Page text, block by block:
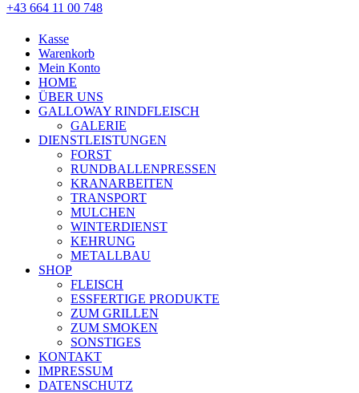
+43 664 11 00 748
Kasse
Warenkorb
Mein Konto
HOME
ÜBER UNS
GALLOWAY RINDFLEISCH
GALERIE
DIENSTLEISTUNGEN
FORST
RUNDBALLENPRESSEN
KRANARBEITEN
TRANSPORT
MULCHEN
WINTERDIENST
KEHRUNG
METALLBAU
SHOP
FLEISCH
ESSFERTIGE PRODUKTE
ZUM GRILLEN
ZUM SMOKEN
SONSTIGES
KONTAKT
IMPRESSUM
DATENSCHUTZ